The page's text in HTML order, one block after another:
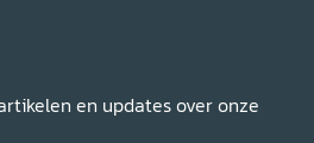
en updates over onze